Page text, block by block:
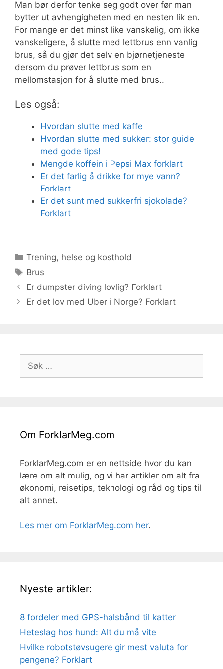
Man bør derfor tenke seg godt over før man
bytter ut avhengigheten med en nesten lik en.
For mange er det minst like vanskelig, om ikke
vanskeligere, å slutte med lettbrus enn vanlig
brus, så du gjør det selv en bjørnetjeneste
dersom du prøver lettbrus som en
mellomstasjon for å slutte med brus..
Les også:
Hvordan slutte med kaffe
Hvordan slutte med sukker: stor guide
med gode tips!
Mengde koffein i Pepsi Max forklart
Er det farlig å drikke for mye vann?
Forklart
Er det sunt med sukkerfri sjokolade?
Forklart
Kategorier
Trening, helse og kosthold
Stikkord
Brus
Er dumpster diving lovlig? Forklart
Er det lov med Uber i Norge? Forklart
etter:
Om ForklarMeg.com
ForklarMeg.com er en nettside hvor du kan
lære om alt mulig, og vi har artikler om alt fra
økonomi, reisetips, teknologi og råd og tips til
alt annet.
Les mer om ForklarMeg.com her.
Nyeste artikler:
8 fordeler med GPS-halsbånd til katter
Heteslag hos hund: Alt du må vite
Hvilke robotstøvsugere gir mest valuta for
pengene? Forklart